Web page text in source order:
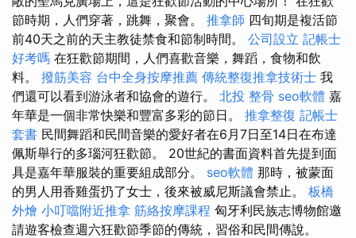
節時期，人們穿著，跳舞，聚會。 推拿師 四旬期是複活節
前40天之前的天主教徒禁食和節制時間。 公司設立 記帳士
好考嗎 在狂歡節期間，人們喜歡音樂，舞蹈，食物和飲
料。 撥筋美容 台中全身按摩推薦 傳統整復推拿技術士 我
們還可以看到游泳者和協會的遊行。 北投 整骨 seo軟體 嘉
年華是一個非常快樂和豐富多彩的節日。 推拿整復 記帳士
套書 民間舞蹈和民間音樂的愛好者在6月7日至14日在布達
佩斯舉行的多瑙河狂歡節。 20世紀的書面資料首先提到面
具是嘉年華服裝的重要組成部分。 seo軟體 那時，被蒙面
的男人用香雞蛋扔了女士，後來被威尼斯議會禁止。 板橋
外燴 小叮噹附近推拿 筋絡按摩課程 匈牙利民族志博物館邀
請遊客檢查週六狂歡節季節的傳統，習俗和民間傳說。